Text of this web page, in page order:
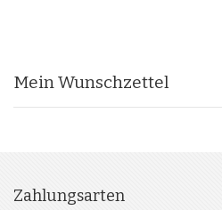
Mein Wunschzettel
Zahlungsarten